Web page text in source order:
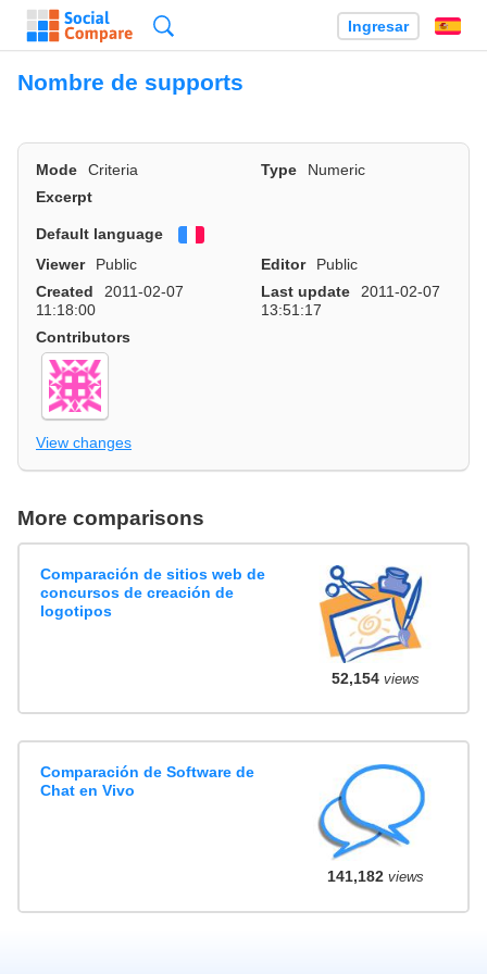
Ingresar
Nombre de supports
Mode Criteria Type
Numeric
Excerpt
Default language
Viewer
Public Editor
Public
Created
2011-02-07
11:18:00
Last update
2011-02-07
13:51:17
Contributors
View changes
More comparisons
Comparación de sitios web de
concursos de creación de
logotipos
52,154views
Comparación de Software de
Chat en Vivo
141,182views